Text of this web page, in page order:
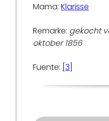
Mama:Klarisse
Remarke: gekocht
oktober 1856
Fuente: [3]